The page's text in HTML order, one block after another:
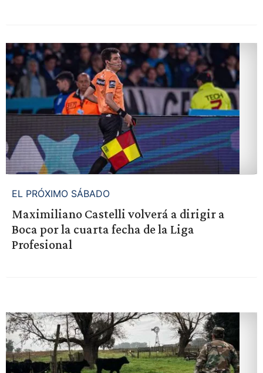
EL PRÓXIMO SÁBADO
Maximiliano Castelli volverá a dirigir a
Boca por la cuarta fecha de la Liga
Profesional